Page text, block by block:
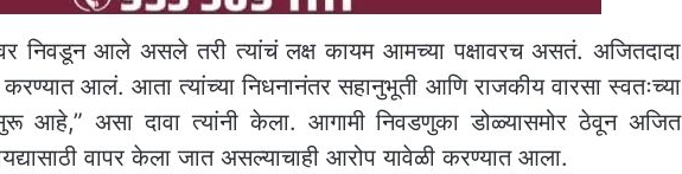
निवडून आले असले तरी त्यांचं लक्ष कायम आमच्या पक्षावरच असतं. अजितदादा
करण्यात आलं. आता त्यांच्या निधनानंतर सहानुभूती आणि राजकीय वारसा स्वतःच्या
आहे,” असा दावा त्यांनी केला. आगामी निवडणुका डोळ्यासमोर ठेवून अजित
वापर केला जात असल्याचाही आरोप यावेळी करण्यात आला.